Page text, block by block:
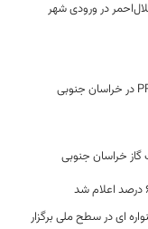
در ورودی شهر
گاز خراسان جنوبی
ای در سطح ملی برگزار